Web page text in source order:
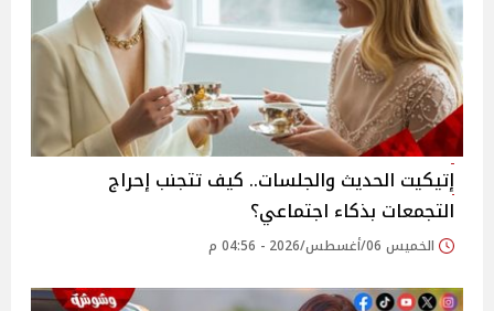
إتيكيت الحديث والجلسات.. كيف تتجنب إحراج
التجمعات بذكاء اجتماعي؟
الخميس 06/أغسطس/2026 - 04:56 م